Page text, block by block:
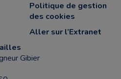
Politique de gestion
des cookies
Aller sur l’Extranet
Gibier